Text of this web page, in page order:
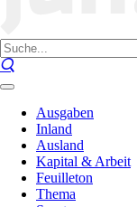
Ausgaben
Inland
Ausland
Kapital & Arbeit
Feuilleton
Thema